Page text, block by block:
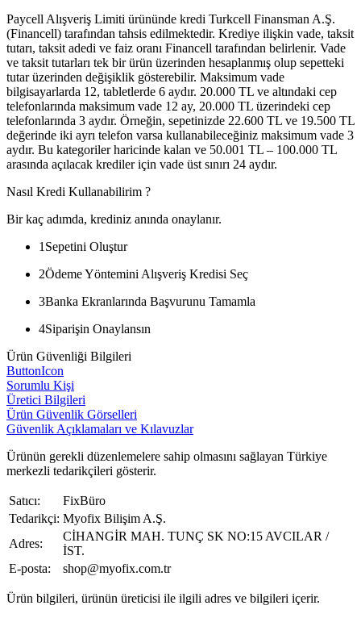
Paycell Alışveriş Limiti ürününde kredi Turkcell Finansman A.Ş.
(Financell) tarafından tahsis edilmektedir. Krediye ilişkin vade, taksit
tutarı, taksit adedi ve faiz oranı Financell tarafından belirlenir. Vade
ve taksit tutarları tek bir ürün üzerinden hesaplanmış olup sepetteki
tutar üzerinden değişiklik gösterebilir. Maksimum vade
bilgisayarlarda 12, tabletlerde 6 aydır. 20.000 TL ve altındaki cep
telefonlarında maksimum vade 12 ay, 20.000 TL üzerindeki cep
telefonlarında 3 aydır. Örneğin, sepetinizde 22.600 TL ve 19.500 TL
değerinde iki ayrı telefon varsa kullanabileceğiniz maksimum vade 3
aydır. Bu kategoriler haricinde kalan ve 50.001 TL – 100.000 TL
arasında açılacak krediler için vade üst sınırı 24 aydır.
Nasıl Kredi Kullanabilirim ?
Bir kaç adımda, krediniz anında onaylanır.
1 Sepetini Oluştur
2Ödeme Yöntemini Alışveriş Kredisi Seç
3Banka Ekranlarında Başvurunu Tamamla
4Siparişin Onaylansın
Ürün Güvenliği Bilgileri
ButtonIcon
Sorumlu Kişi
Üretici Bilgileri
Ürün Güvenlik Görselleri
Güvenlik Açıklamaları ve Kılavuzlar
Ürünün gerekli düzenlemelere sahip olmasını sağlayan Türkiye
merkezli tedarikçileri gösterir.
Satıcı:
FixBüro
Tedarikçi: Myofix Bilişim A.Ş.
Adres:
CİHANGİR MAH. TUNÇ SK NO:15 AVCILAR /
İST.
E-posta:
shop@myofix.com.tr
Ürün bilgileri, ürünün üreticisi ile ilgili adres ve bilgileri içerir.